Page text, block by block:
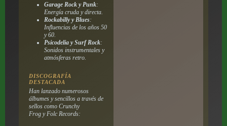
Garage Rock y Punk:
Energía cruda y directa.
Rockabilly y Blues:
Influencias de los años 50
y 60.
Psicodelia y Surf Rock:
Sonidos instrumentales y
atmósferas retro.
DISCOGRAFÍA
DESTACADA
Han lanzado numerosos
álbumes y sencillos a través de
sellos como Crunchy
Frog y Folc Records: